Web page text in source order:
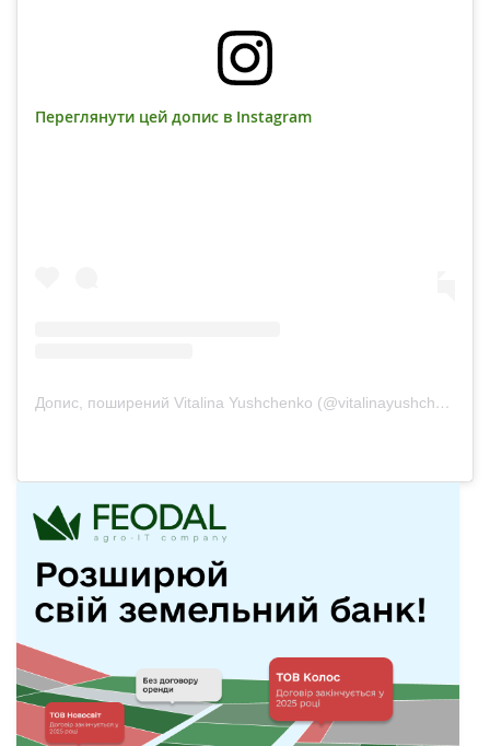
Переглянути цей допис в Instagram
Допис, поширений Vitalina Yushchenko (@vitalinayushchenko)